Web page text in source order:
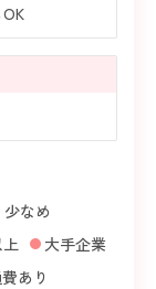
なめ
大手企業
あり